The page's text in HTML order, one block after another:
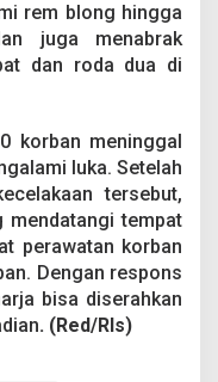
rem blong hingga
juga menabrak
dan roda dua di
korban meninggal
luka. Setelah
tersebut,
mendatangi tempat
perawatan korban
Dengan respons
bisa diserahkan
. (Red/Rls)